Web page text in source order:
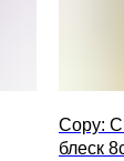
Copy:
блеск